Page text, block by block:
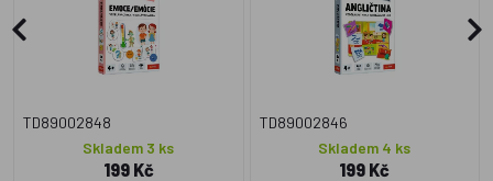
TD89002848
Skladem 3 ks
199 Kč
TD89002846
Skladem 4 ks
199 Kč